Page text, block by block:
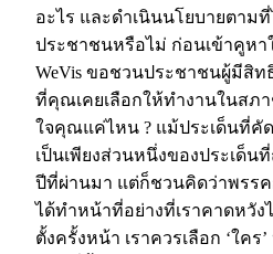
อะไร และดำเนินนโยบายตาม
ประชาชนหรือไม่ ก่อนเข้าคูหา
WeVis ขอชวนประชาชนผู้มีสิท
ที่คุณเคยเลือกให้ทำงานในสภ
ใจคุณแค่ไหน ? แม้ประเด็นที่คั
เป็นเพียงส่วนหนึ่งของประเด็
ปีที่ผ่านมา แต่ก็ชวนคิดว่าพรรค
ได้ทำหน้าที่อย่างที่เราคาดหวัง
ตั้งครั้งหน้า เราควรเลือก ‘ใคร